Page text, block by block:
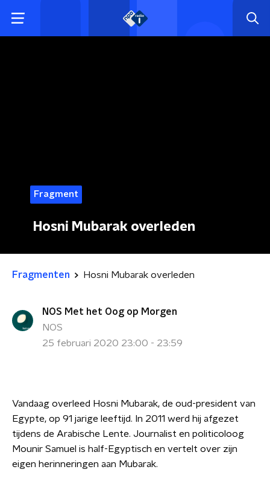
Fragment
Hosni Mubarak overleden
Fragmenten Hosni Mubarak overleden
NOS Met het Oog op Morgen
NOS
25 februari 2020 23:00 - 23:59
Vandaag overleed Hosni Mubarak, de oud-president van
Egypte, op 91 jarige leeftijd. In 2011 werd hij afgezet
tijdens de Arabische Lente. Journalist en politicoloog
Mounir Samuel is half-Egyptisch en vertelt over zijn
eigen herinneringen aan Mubarak.